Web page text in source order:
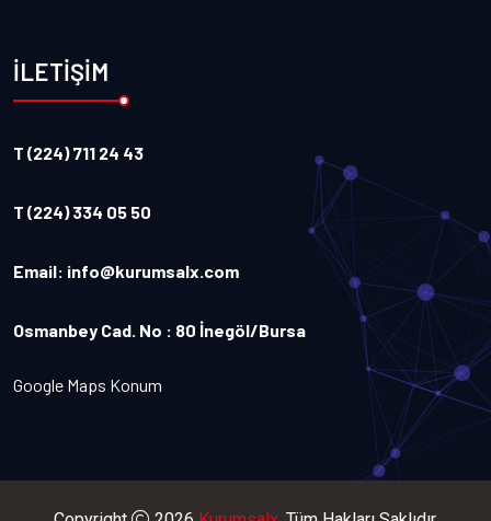
İLETİŞİM
T (224) 711 24 43
T (224) 334 05 50
Email: info@kurumsalx.com
Osmanbey Cad. No : 80 İnegöl/Bursa
Google Maps Konum